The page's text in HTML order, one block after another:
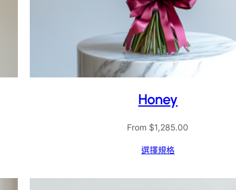
Honey
From$1,285.00
選擇規格